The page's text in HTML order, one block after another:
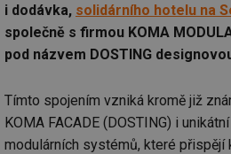
i dodávka, solidárního hotelu na
společně s firmou KOMA
pod názvem DOSTING
Tímto spojením vzniká kromě již
KOMA FACADE (DOSTING) i
modulárních systémů, které přispějí